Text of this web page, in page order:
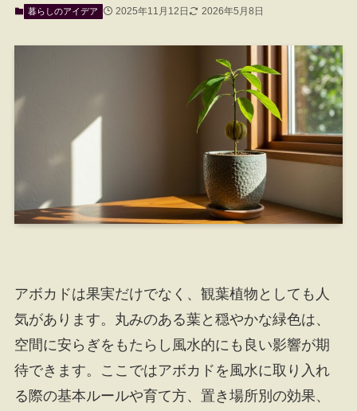
暮らしのアイデア 2025年11月12日 2026年5月8日
アボカドは果実だけでなく、観葉植物としても人
気があります。丸みのある葉と穏やかな緑色は、
空間に安らぎをもたらし風水的にも良い影響が期
待できます。ここではアボカドを風水に取り入れ
る際の基本ルールや育て方、置き場所別の効果、